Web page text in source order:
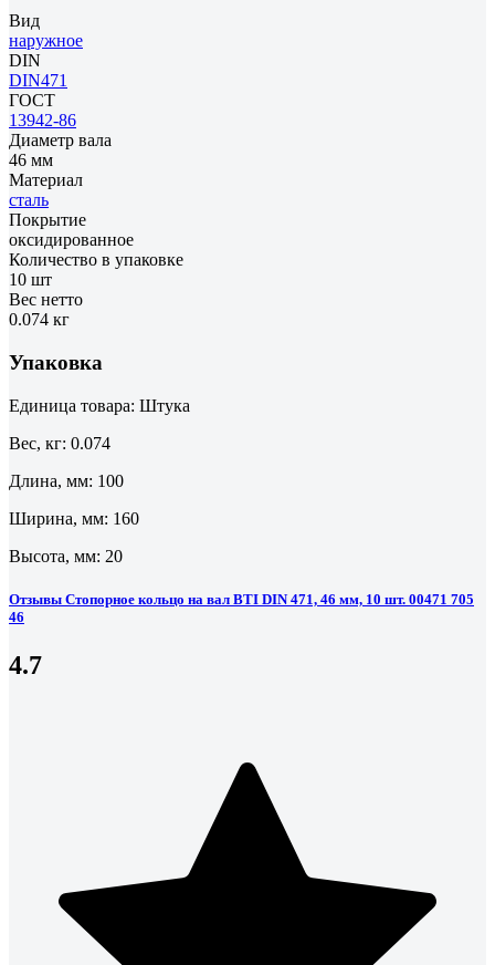
Вид
наружное
DIN
DIN471
ГОСТ
13942-86
Диаметр вала
46 мм
Материал
сталь
Покрытие
оксидированное
Количество в упаковке
10 шт
Вес нетто
0.074 кг
Упаковка
Единица товара: Штука
Вес, кг: 0.074
Длина, мм: 100
Ширина, мм: 160
Высота, мм: 20
Отзывы Стопорное кольцо на вал BTI DIN 471, 46 мм, 10 шт. 00471 705
46
4.7